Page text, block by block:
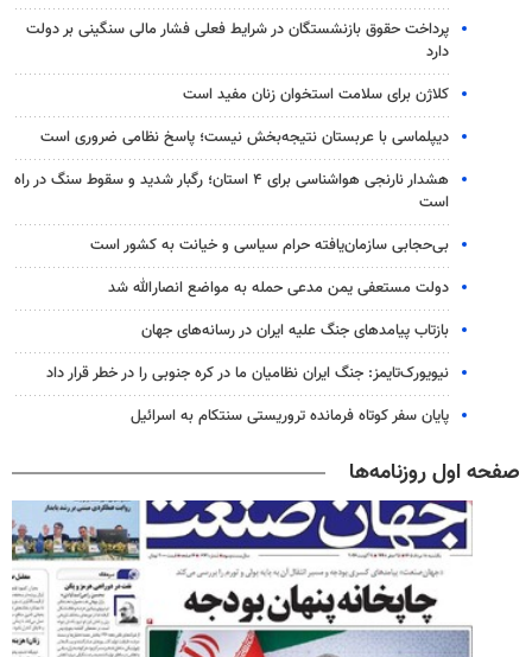
پرداخت حقوق بازنشستگان در شرایط فعلی فشار مالی سنگینی بر دولت
دارد
کلاژن برای سلامت استخوان زنان مفید است
دیپلماسی با عربستان نتیجه‌بخش نیست؛ پاسخ نظامی ضروری است
هشدار نارنجی هواشناسی برای ۴ استان؛ رگبار شدید و سقوط سنگ در راه
است
بی‌حجابی سازمان‌یافته حرام سیاسی و خیانت به کشور است
دولت مستعفی یمن مدعی حمله به مواضع انصارالله شد
بازتاب پیامدهای جنگ علیه ایران در رسانه‌های جهان
نیویورک‌تایمز: جنگ ایران نظامیان ما در کره جنوبی را در خطر قرار داد
پایان سفر کوتاه فرمانده تروریستی سنتکام به اسرائیل
صفحه اول روزنامه‌ها